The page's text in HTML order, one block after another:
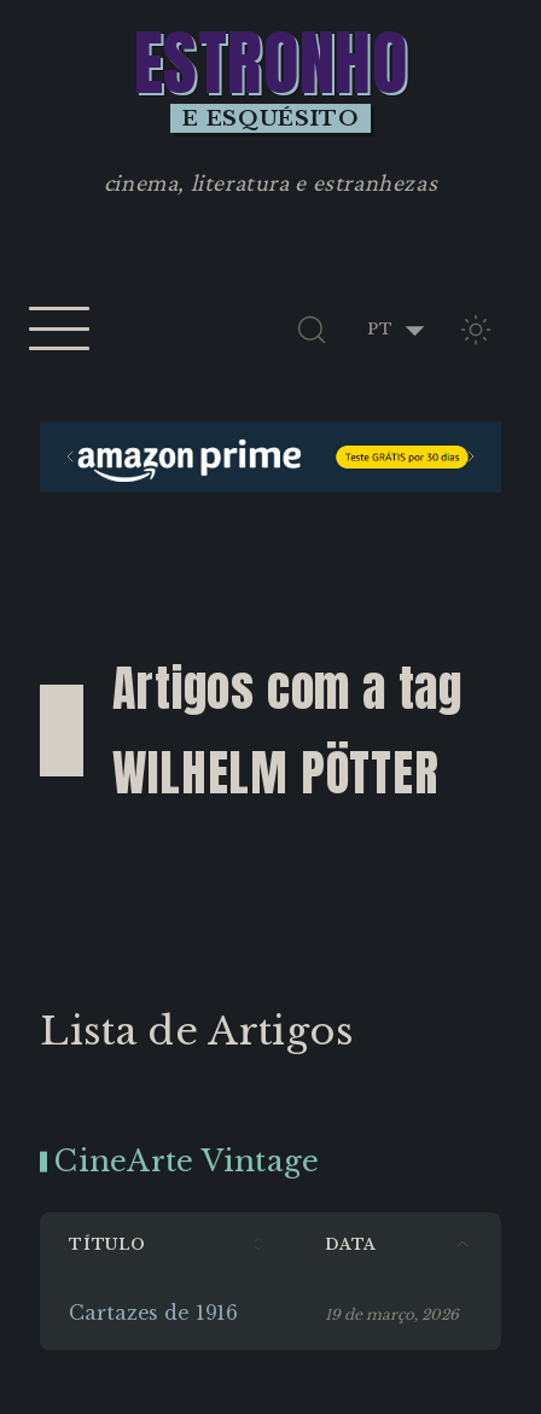
ESTRONHO
E ESQUÉSITO
cinema, literatura e estranhezas
TEMA
Artigos com a tag
WILHELM PÖTTER
Lista de Artigos
CineArte Vintage
TÍTULO DATA
Cartazes de 1916 19 de março, 2026